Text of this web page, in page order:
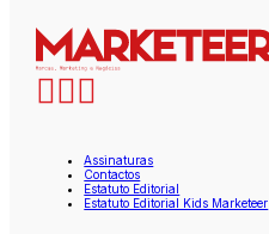
Assinaturas
Contactos
Estatuto Editorial
Estatuto Editorial Kids Marketeer